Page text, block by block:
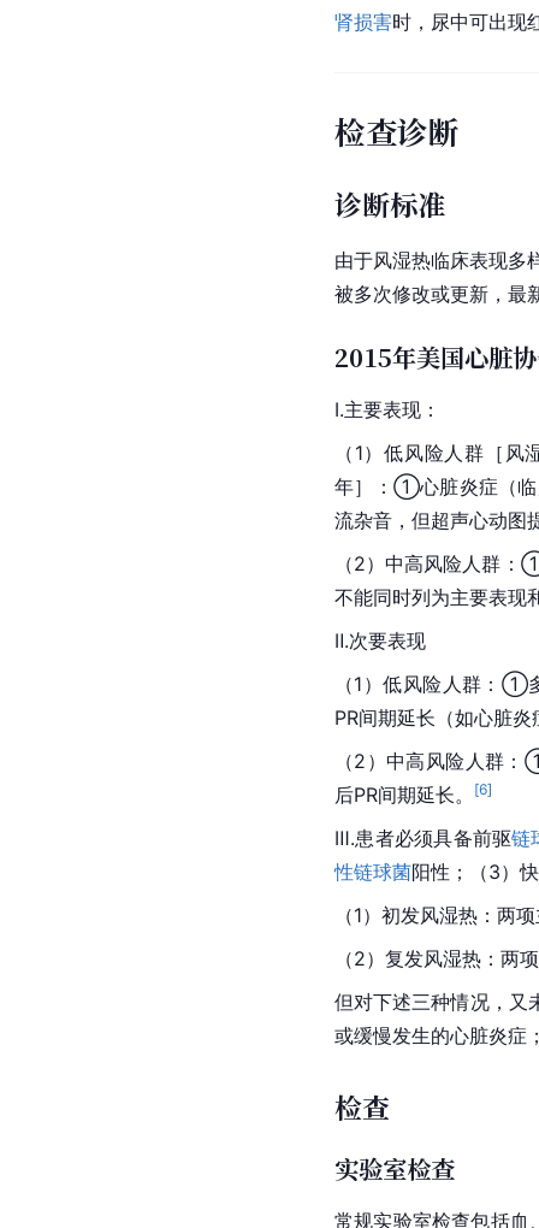
肾损害时，尿中可出现
检查诊断
诊断标准
由于风湿热临床表现多
被多次修改或更新，最
2015年美国心脏
Ⅰ.主要表现：
（1）低风险人群［
年］：①心脏炎症（临
流杂音，但超声心动图
（2）中高风险人群
不能同时列为主要表
Ⅱ.次要表现
（1）低风险人群
PR间期延长（如心脏
（2）中高风险人群
后PR间期延长。
[6]
Ⅲ.患者必须具备前驱链
性链球菌阳性；（3）
（1）初发风湿热：两
（2）复发风湿热：两
但对下述三种情况，又
或缓慢发生的心脏炎症
检查
实验室检查
常规实验室检查包括血